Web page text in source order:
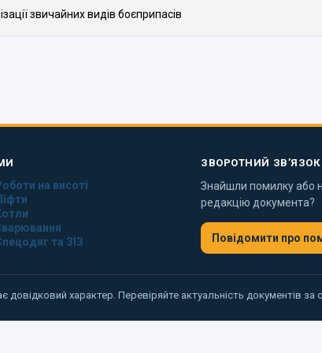
звичайних видів боєприпасів
на висоті
та ЗІЗ
ЗВОРОТНИЙ ЗВ’ЯЗОК
Знайшли помилку або
редакцію документа?
Повідомити про
довідковий характер. Перевіряйте актуальність документів